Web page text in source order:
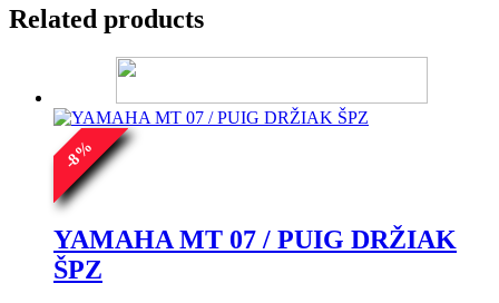
Related products
-
8
%
YAMAHA MT 07 / PUIG DRŽIAK
ŠPZ